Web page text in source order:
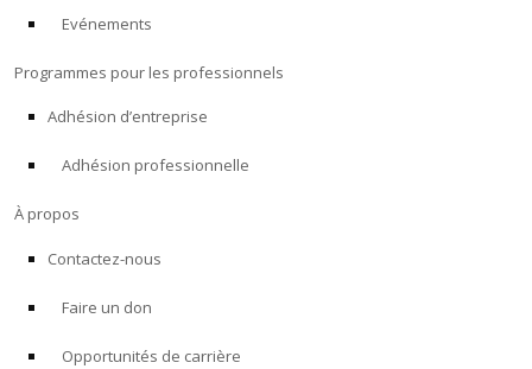
Evénements
Programmes pour les professionnels
Adhésion d’entreprise
Adhésion professionnelle
À propos
Contactez-nous
Faire un don
Opportunités de carrière